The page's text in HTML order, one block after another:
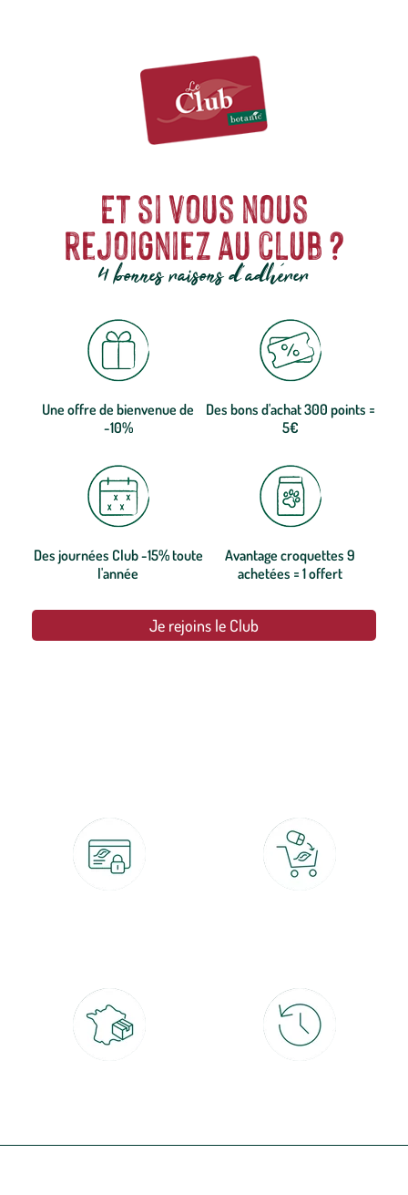
Et si vous nous
rejoigniez au club ?
4 bonnes raisons d'adhérer
Une offre de bienvenue de
-10%
Des bons d'achat 300 points =
5€
Des journées Club -15% toute
l'année
Avantage croquettes 9
achetées = 1 offert
Je rejoins le Club